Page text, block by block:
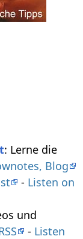
: Lerne die
Blog
- Listen on
und
- Listen